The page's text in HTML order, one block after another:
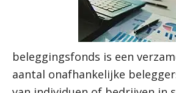
beleggingsfonds is een
aantal onafhankelijke